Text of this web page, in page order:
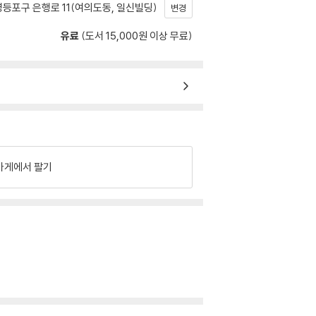
포구 은행로 11(여의도동, 일신빌딩) 변경
유료 (도서 15,000원 이상 무료)
게에서 팔기